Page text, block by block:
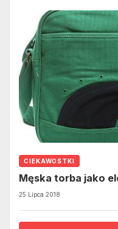
CIEKAWOSTKI
Męska torba jako
25 Lipca 2018